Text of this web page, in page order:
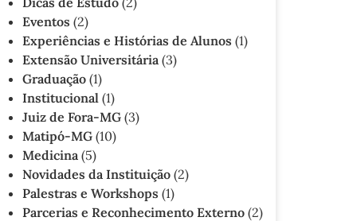
Eventos (2)
Experiências e Histórias de Alunos (1)
Extensão Universitária (3)
Graduação (1)
Institucional (1)
Juiz de Fora-MG (3)
Matipó-MG (10)
Medicina (5)
Novidades da Instituição (2)
Palestras e Workshops (1)
Parcerias e Reconhecimento Externo (2)